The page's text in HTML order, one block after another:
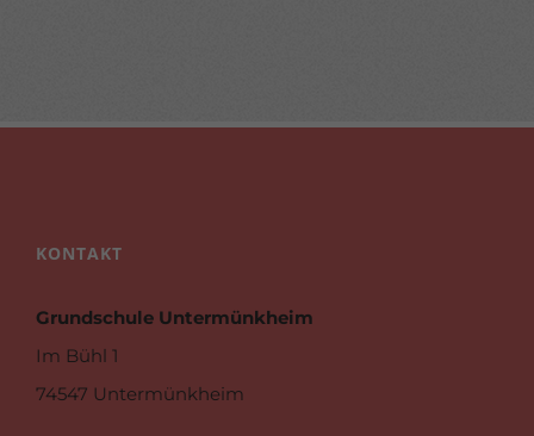
KONTAKT
Grundschule Untermünkheim
Im Bühl 1
74547 Untermünkheim